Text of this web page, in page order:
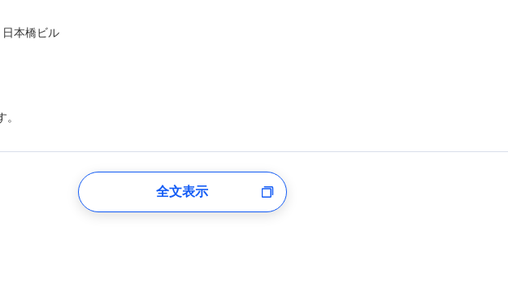
本橋ビル
あるもしくは委託を受けている保険会社・提携会社の保険その他に関する情報を提供し、金融商品
に付帯、関連する当社および提携会社のサービスを案内、提供するため
全文表示